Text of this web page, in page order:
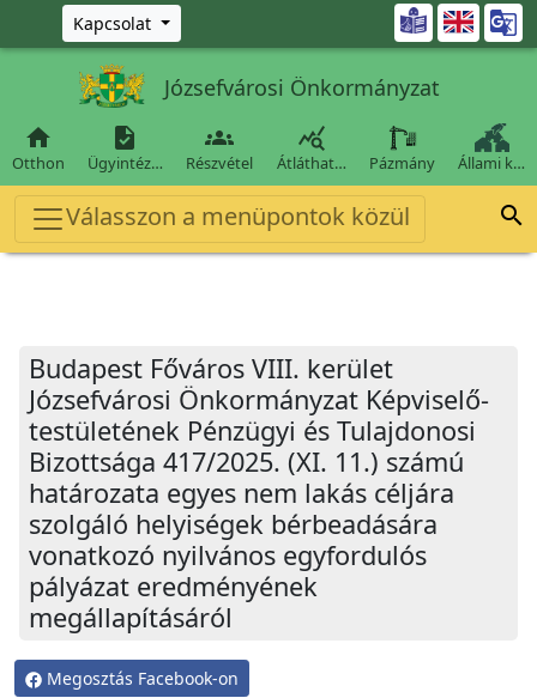
Ugrás a fő tartalomra
Kapcsolat 
Józsefvárosi Önkormányzat

Otthon

Ügyintéz…

Részvétel

Átláthat… Pázmány Állami k…
Válasszon a menüpontok közül 
Budapest Főváros VIII. kerület
Józsefvárosi Önkormányzat Képviselő-
testületének Pénzügyi és Tulajdonosi
Bizottsága 417/2025. (XI. 11.) számú
határozata egyes nem lakás céljára
szolgáló helyiségek bérbeadására
vonatkozó nyilvános egyfordulós
pályázat eredményének
megállapításáról
Megosztás Facebook-on